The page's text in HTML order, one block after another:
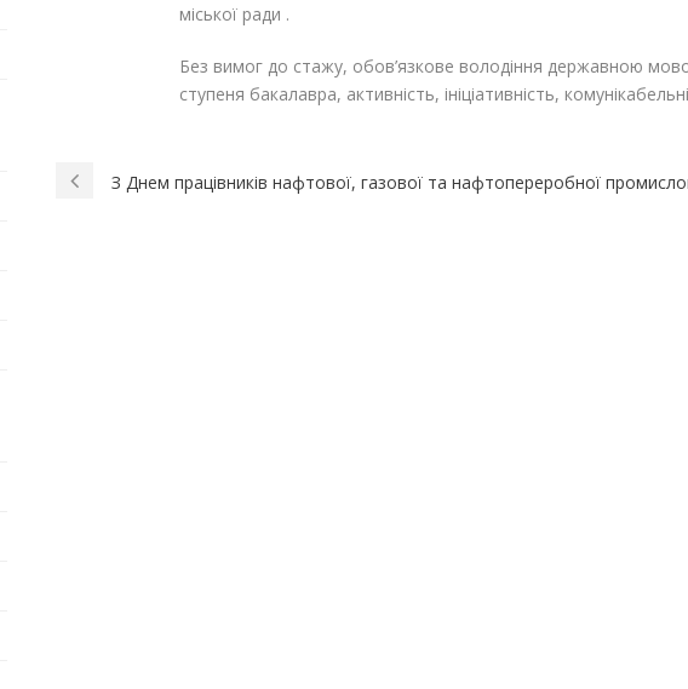
міської ради .
Без вимог до стажу, обов’язкове володіння державною
ступеня бакалавра, активність, ініціативність,
З Днем працівників нафтової, газової та нафтопереробної